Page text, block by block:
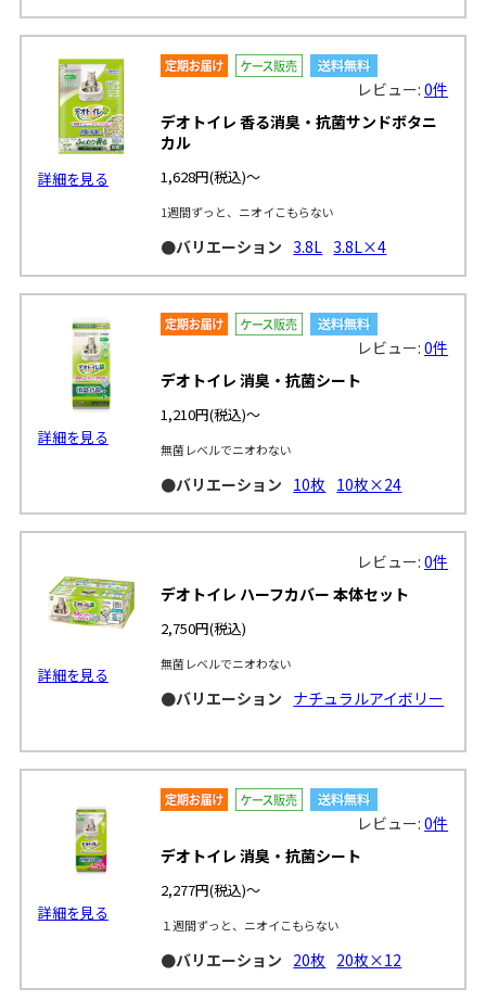
詳細を見る
レビュー:0件
デオトイレ 香る消臭・抗菌サンドボタニ
カル
1,628円(税込)～
1週間ずっと、ニオイこもらない
●バリエーション 3.8L 3.8L×4
詳細を見る
レビュー:0件
デオトイレ 消臭・抗菌シート
1,210円(税込)～
無菌レベルでニオわない
●バリエーション 10枚 10枚×24
詳細を見る
レビュー:0件
デオトイレ ハーフカバー 本体セット
2,750円(税込)
無菌レベルでニオわない
●バリエーション ナチュラルアイボリー
詳細を見る
レビュー:0件
デオトイレ 消臭・抗菌シート
2,277円(税込)～
１週間ずっと、ニオイこもらない
●バリエーション 20枚 20枚×12